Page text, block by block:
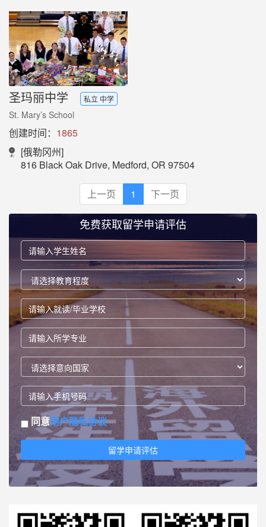
圣玛丽中学 私立 中学
St. Mary’s School
创建时间： 1865
[俄勒冈州]
816 Black Oak Drive, Medford, OR 97504
上一页 1 下一页
免费获取留学申请评估
同意用户隐私协议
留学申请评估